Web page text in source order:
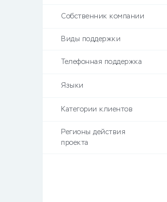
Собственник компании
Виды поддержки
Телефонная поддержка
Языки
Категории клиентов
Регионы действия
проекта